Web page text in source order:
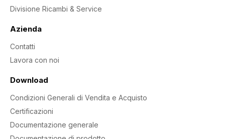
Divisione Ricambi & Service
Azienda
Contatti
Lavora con noi
Download
Condizioni Generali di Vendita e Acquisto
Certificazioni
Documentazione generale